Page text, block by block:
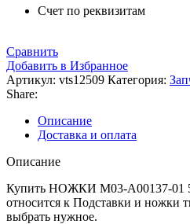
Счет по реквизитам
Сравнить
Добавить в Избранное
Артикул: vts12509 Категория:
Share:
Описание
Доставка и оплата
Описание
Купить НОЖКИ M03-A00137-01
относится к Подставки и ножки
выбрать нужное.